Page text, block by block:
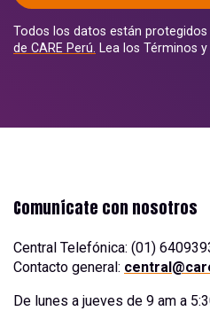
Todos los datos están protegidos
de CARE Perú.
Lea los Términos
Comunícate con nosotros
Central Telefónica: (01)
Contacto general:
De lunes a jueves de 9 am a